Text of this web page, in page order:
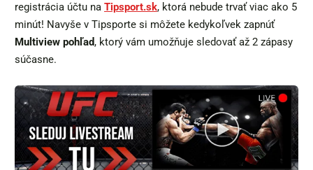
registrácia účtu na Tipsport.sk, ktorá nebude trvať viac ako 5
minút! Navyše v Tipsporte si môžete kedykoľvek zapnúť
Multiview pohľad, ktorý vám umožňuje sledovať až 2 zápasy
súčasne.